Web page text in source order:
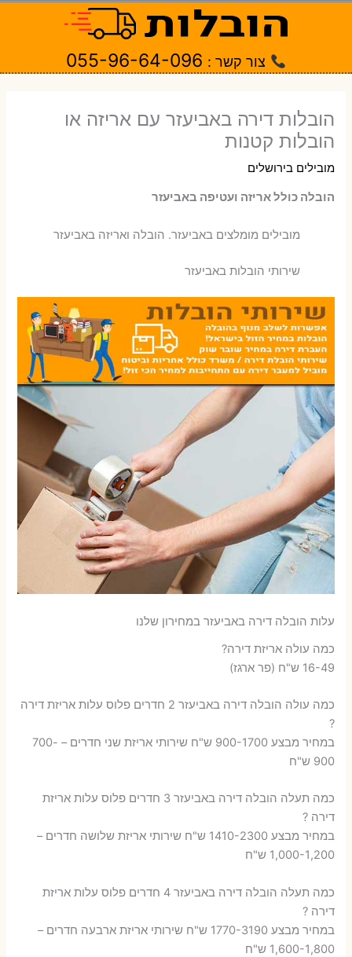
צור קשר : 055-96-64-096
הובלות דירה באביעזר עם אריזה או
הובלות קטנות
מובילים בירושלים
הובלה כולל אריזה ועטיפה באביעזר
‫מובילים מומלצים באביעזר. הובלה ואריזה באביעזר
שירותי הובלות באביעזר
עלות הובלה דירה באביעזר במחירון שלנו
כמה עולה אריזת דירה​?
16-49 ש"ח (פר ארגז)
כמה עולה הובלה דירה באביעזר 2 חדרים פלוס עלות אריזת דירה
?
במחיר מבצע 900-1700 ש"ח שירותי אריזת שני חדרים – 700-
900 ש"ח
כמה תעלה הובלה דירה באביעזר 3 חדרים פלוס עלות אריזת
דירה ?
במחיר מבצע 1410-2300 ש"ח שירותי אריזת שלושה חדרים –
1,000-1,200 ש"ח
כמה תעלה הובלה דירה באביעזר 4 חדרים פלוס עלות אריזת
דירה ?
במחיר מבצע 1770-3190 ש"ח שירותי אריזת ארבעה חדרים –
1,600-1,800 ש"ח